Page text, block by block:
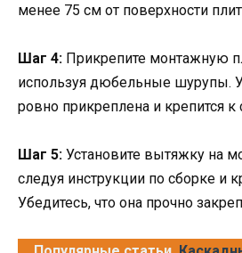
менее 75 см от поверхности
Шаг 4: Прикрепите монтажную
используя дюбельные шурупы.
ровно прикреплена и крепится к
Шаг 5: Установите вытяжку на
следуя инструкции по сборке и
Убедитесь, что она прочно